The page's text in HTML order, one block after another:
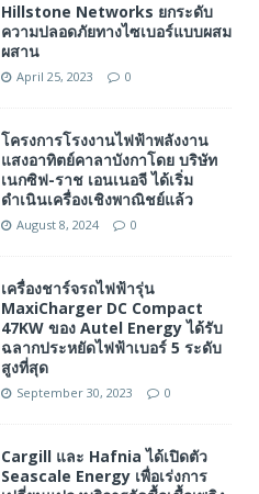
Hillstone Networks ยกระดับ
ความปลอดภัยทางไซเบอร์แบบผสม
ผสาน
April 25, 2023 0
โครงการโรงงานไฟฟ้าพลังงาน
แสงอาทิตย์คาลาบังกาโดย บริษัท
เนกซิฟ-ราช เอนเนอจี ได้เริ่ม
ดำเนินเครื่องเชิงพาณิชย์แล้ว
August 8, 2024 0
เครื่องชาร์จรถไฟฟ้ารุ่น
MaxiCharger DC Compact
47KW ของ Autel Energy ได้รับ
ฉลากประหยัดไฟฟ้าเบอร์ 5 ระดับ
สูงที่สุด
September 30, 2023 0
Cargill และ Hafnia ได้เปิดตัว
Seascale Energy เพื่อเร่งการ